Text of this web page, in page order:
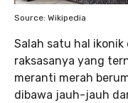
Source: Wikipedia
Salah satu hal
raksasanya yang
meranti merah
dibawa jauh-jauh